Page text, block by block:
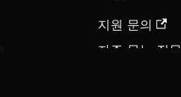
지원 문의
자주 묻는 질문